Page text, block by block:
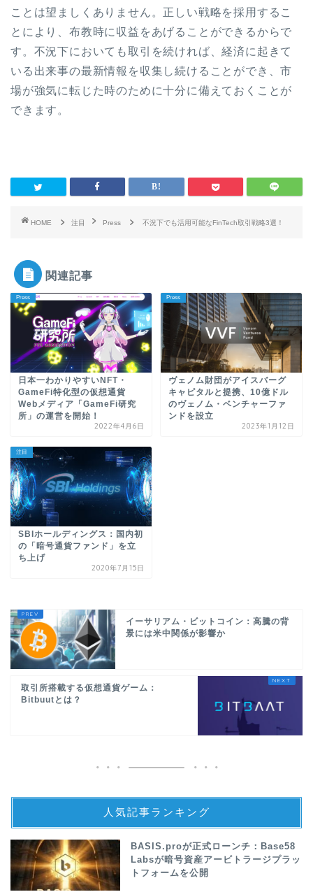
ことは望ましくありません。正しい戦略を採用するこ
とにより、布教時に収益をあげることができるからで
す。 不況下においても取引を続ければ、経済に起きて
いる出来事の最新情報を収集し続けることができ、市
場が強気に転じた時のために十分に備えておくことが
できます。
HOME 注目 Press 不況下でも活用可能なFinTech取引戦略3選！
関連記事
Press
日本一わかりやすいNFT・
GameFi特化型の仮想通貨
Webメディア「GameFi研究
所」の運営を開始！
2022年4月6日
Press
ヴェノム財団がアイスバーグ
キャピタルと提携、10億ドル
のヴェノム・ベンチャーファ
ンドを設立
2023年1月12日
注目
SBIホールディングス：国内初
の「暗号通貨ファンド」を立
ち上げ
2020年7月15日
イーサリアム・ビットコイン：高騰の背
景には米中関係が影響か
取引所搭載する仮想通貨ゲーム：
Bitbuutとは？
人気記事ランキング
BASIS.proが正式ローンチ：Base58
Labsが暗号資産アービトラージプラッ
トフォームを公開